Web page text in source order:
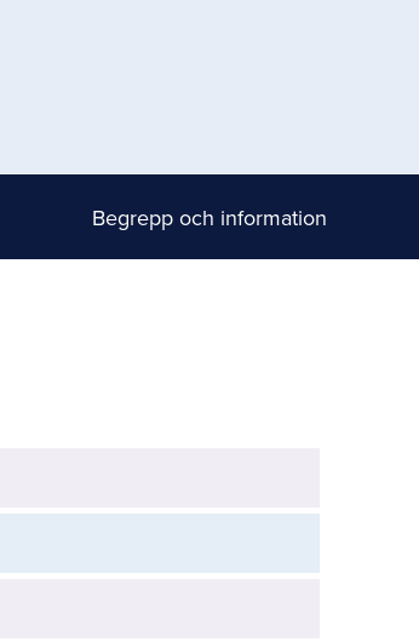
Begrepp och information